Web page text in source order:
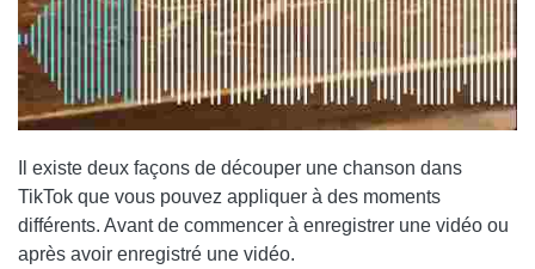
Il existe deux façons de découper une chanson dans
TikTok que vous pouvez appliquer à des moments
différents. Avant de commencer à enregistrer une vidéo ou
après avoir enregistré une vidéo.